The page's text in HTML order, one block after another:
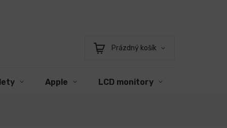
Nákupní
Prázdný košík
Apple LCD monitory